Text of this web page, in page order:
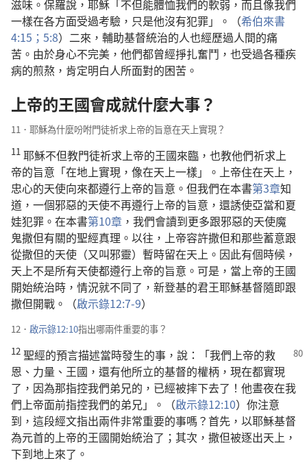
滋味。保羅說，耶穌「不但能體恤我們的軟弱，而且像我們
一樣在各方面受過考驗，只是他沒有犯罪」。（希伯來書
4:15； 5:8）二來，輔助基督統治的人也經歷過人間的痛
苦。由於身心不完美，他們都曾經掙扎奮鬥，也受過各種疾
病的煎熬，肯定明白人所面對的困苦。
上帝的王國會成就什麼大事？
11．耶穌為什麼吩咐門徒祈求上帝的旨意在天上實現？
11 耶穌不但教門徒祈求上帝的王國來臨，也教他們祈求上
帝的旨意「在地上實現，像在天上一樣」。上帝住在天上，
忠心的天使向來都遵行上帝的旨意。但我們在本書第3章知
道，一個邪惡的天使不再遵行上帝的旨意，還誘使亞當和夏
娃犯罪。在本書第10章 ，我們會讀到更多跟邪惡的天使魔
鬼撒但有關的聖經真理。以往，上帝容許撒但和那些蓄意跟
從撒但的天使（又叫邪靈）暫時留在天上。因此有個時候，
天上不是所有天使都遵行上帝的旨意。可是，當上帝的王國
開始統治時，情況就不同了，新登基的君王耶穌基督隨即跟
撒但開戰。（啟示錄12:7-9）
12． 啟示錄12:10指出哪兩件重要的事？
12 聖經的預言描述當時發生的事，說：「我們上帝的救
恩、力量、王國，還有他所立的基督的權柄，現在都實現
了，因為那指控我們弟兄的，已經被摔下去了！他晝夜在我
們上帝面前指控我們的弟兄」。（啟示錄12:10）你注意
到，這段經文指出兩件非常重要的事嗎？首先，以耶穌基督
為元首的上帝的王國開始統治了；其次，撒但被逐出天上，
下到地上來了。